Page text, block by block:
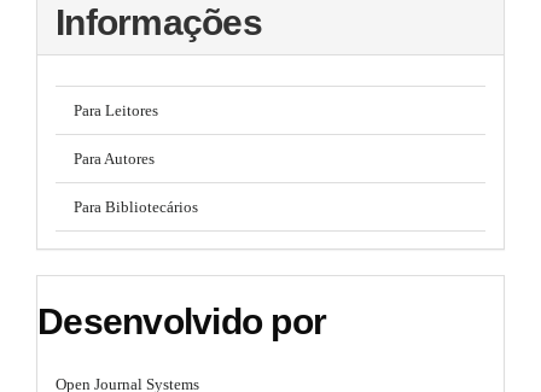
Informações
Para Leitores
Para Autores
Para Bibliotecários
Desenvolvido por
Open Journal Systems